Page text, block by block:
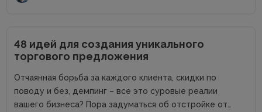
48 идей для создания уникального
торгового предложения
Отчаянная борьба за каждого клиента, скидки по
поводу и без, демпинг – все это суровые реалии
вашего бизнеса? Пора задуматься об отстройке от